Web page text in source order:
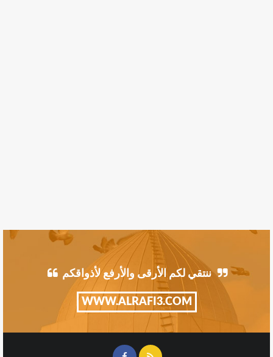
ننتقي لكم الأرقى والأرفع لأذواقكم
WWW.ALRAFI3.COM